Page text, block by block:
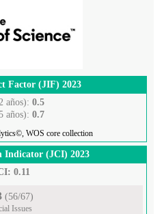
Factor (JIF) 2023
años): 0.5
años): 0.7
WOS core collection
Indicator (JCI) 2023
0.11
(56/67)
Issues